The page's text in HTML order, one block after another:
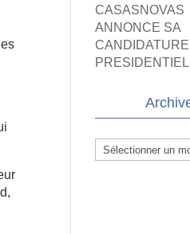
CASASNOVAS
ANNONCE SA
CANDIDATURE
Archives